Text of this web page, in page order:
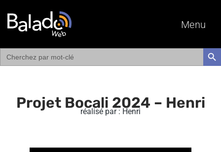
Menu
Search
for:
Projet Bocali 2024 – Henri
réalisé par : Henri